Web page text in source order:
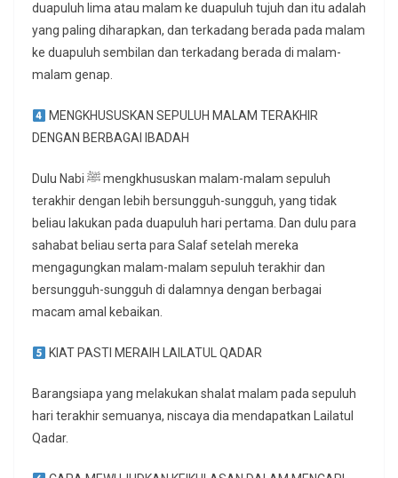
duapuluh lima atau malam ke duapuluh tujuh dan itu adalah
yang paling diharapkan, dan terkadang berada pada malam
ke duapuluh sembilan dan terkadang berada di malam-
malam genap.
MENGKHUSUSKAN SEPULUH MALAM TERAKHIR
DENGAN BERBAGAI IBADAH
Dulu Nabi ﷺ mengkhususkan malam-malam sepuluh
terakhir dengan lebih bersungguh-sungguh, yang tidak
beliau lakukan pada duapuluh hari pertama. Dan dulu para
sahabat beliau serta para Salaf setelah mereka
mengagungkan malam-malam sepuluh terakhir dan
bersungguh-sungguh di dalamnya dengan berbagai
macam amal kebaikan.
KIAT PASTI MERAIH LAILATUL QADAR
Barangsiapa yang melakukan shalat malam pada sepuluh
hari terakhir semuanya, niscaya dia mendapatkan Lailatul
Qadar.